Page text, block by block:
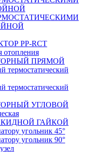
PP-RCT
отопления
ПРЯМОЙ
термостатический
термостатический
УГЛОВОЙ
ГАЙКОЙ
угольник 45°
угольник 90°